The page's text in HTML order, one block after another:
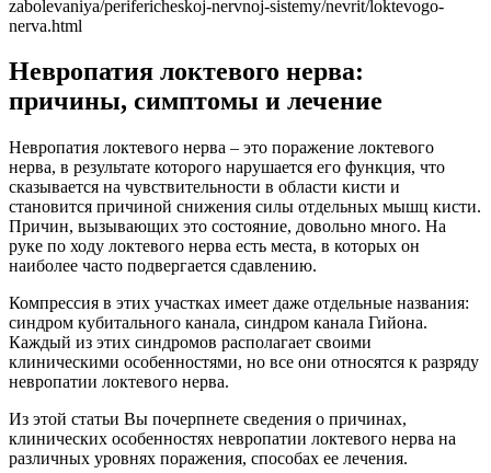
zabolevaniya/perifericheskoj-nervnoj-sistemy/nevrit/loktevogo-
nerva.html
Невропатия локтевого нерва:
причины, симптомы и лечение
Невропатия локтевого нерва – это поражение локтевого
нерва, в результате которого нарушается его функция, что
сказывается на чувствительности в области кисти и
становится причиной снижения силы отдельных мышц кисти.
Причин, вызывающих это состояние, довольно много. На
руке по ходу локтевого нерва есть места, в которых он
наиболее часто подвергается сдавлению.
Компрессия в этих участках имеет даже отдельные названия:
синдром кубитального канала, синдром канала Гийона.
Каждый из этих синдромов располагает своими
клиническими особенностями, но все они относятся к разряду
невропатии локтевого нерва.
Из этой статьи Вы почерпнете сведения о причинах,
клинических особенностях невропатии локтевого нерва на
различных уровнях поражения, способах ее лечения.